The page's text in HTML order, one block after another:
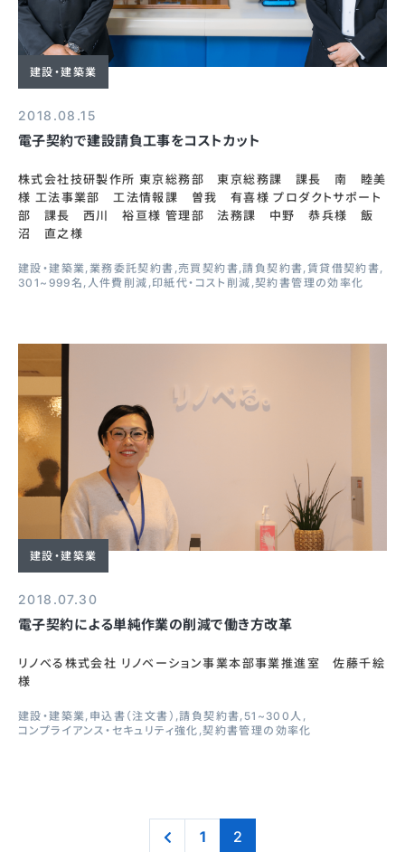
建設・建築業
2018.08.15
電子契約で建設請負工事をコストカット
株式会社技研製作所 東京総務部 東京総務課 課長 南 睦美
様 工法事業部 工法情報課 曽我 有喜様 プロダクトサポート
部 課長 西川 裕亘様 管理部 法務課 中野 恭兵様 飯
沼 直之様
建設・建築業 業務委託契約書 売買契約書 請負契約書 賃貸借契約書
301~999名 人件費削減 印紙代・コスト削減 契約書管理の効率化
建設・建築業
2018.07.30
電子契約による単純作業の削減で働き方改革
リノべる株式会社 リノベーション事業本部事業推進室 佐藤千絵
様
建設・建築業 申込書（注文書） 請負契約書 51~300人
コンプライアンス・セキュリティ強化 契約書管理の効率化
1 2